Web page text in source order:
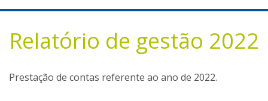
Relatório de gestão 2022
Prestação de contas referente ao ano de 2022.